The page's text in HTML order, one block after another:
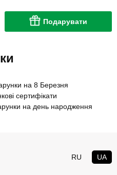
Подарувати
на 8 Березня
сертифікати
на день народження
RU UA